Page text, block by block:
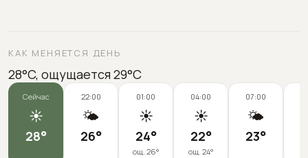
КАК МЕНЯЕТСЯ ДЕНЬ
28°C, ощущается 29°C
Сейчас
☀️
28°
22:00
🌤️
26°
01:00
☀️
24°
ощ. 26°
04:00
☀️
22°
ощ. 24°
07:00
🌤️
23°